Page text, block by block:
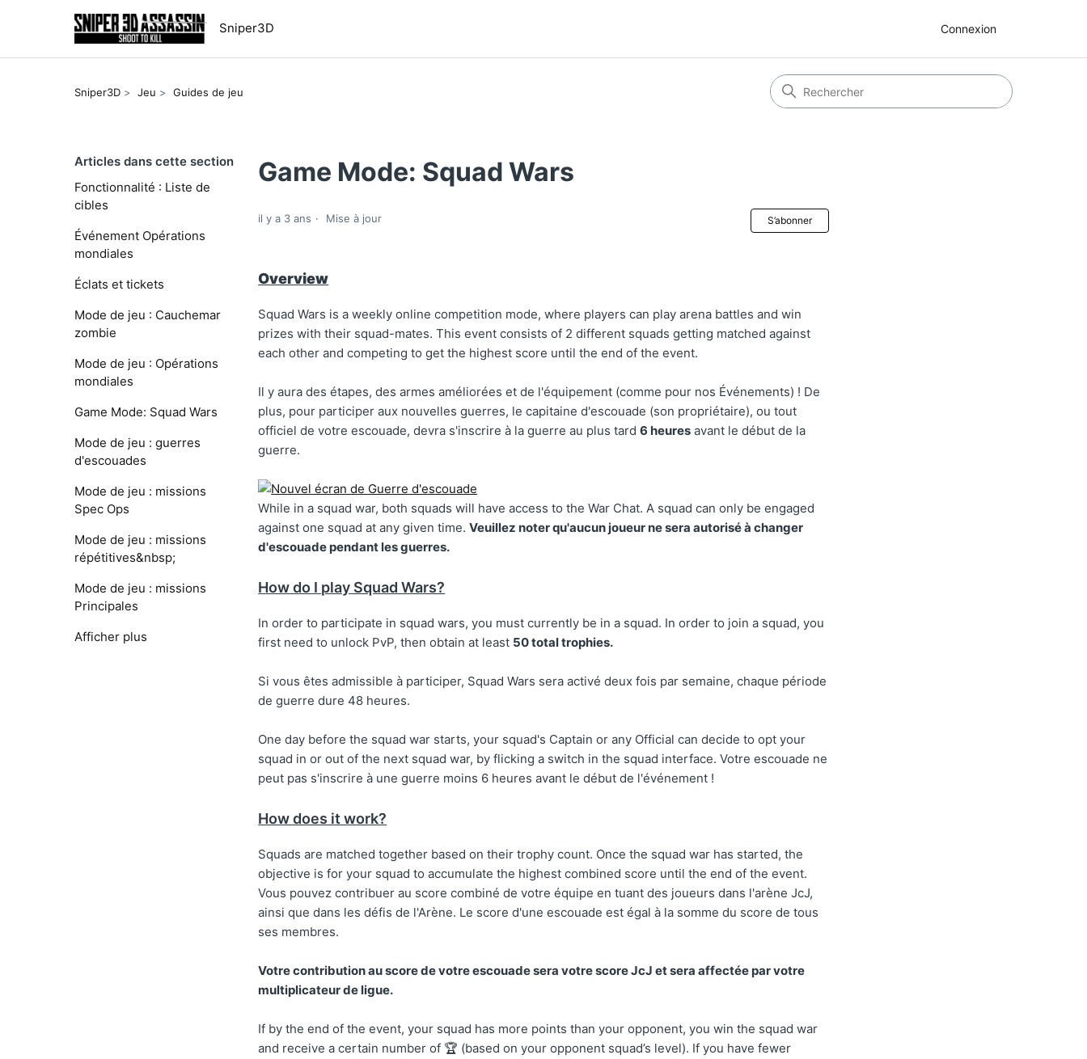
Sniper3D Connexion
Sniper3D Jeu Guides de jeu
Articles dans cette section
Fonctionnalité : Liste de
cibles
Événement Opérations
mondiales
Éclats et tickets
Mode de jeu : Cauchemar
zombie
Mode de jeu : Opérations
mondiales
Game Mode: Squad Wars
Mode de jeu : guerres
d'escouades
Mode de jeu : missions
Spec Ops
Mode de jeu : missions
répétitives&nbsp;
Mode de jeu : missions
Principales
Afficher plus
Game Mode: Squad Wars
il y a 3 ans Mise à jour S’abonner
Overview
Squad Wars is a weekly online competition mode, where players can play arena battles and win
prizes with their squad-mates. This event consists of 2 different squads getting matched against
each other and competing to get the highest score until the end of the event.
Il y aura des étapes, des armes améliorées et de l'équipement (comme pour nos Événements) ! De
plus, pour participer aux nouvelles guerres, le capitaine d'escouade (son propriétaire), ou tout
officiel de votre escouade, devra s'inscrire à la guerre au plus tard6 heures avant le début de la
guerre.
While in a squad war, both squads will have access to the War Chat. A squad can only be engaged
against one squad at any given time.Veuillez noter qu'aucun joueur ne sera autorisé à changer
d'escouade pendant les guerres.
How do I play Squad Wars?
In order to participate in squad wars, you must currently be in a squad. In order to join a squad, you
first need to unlock PvP, then obtain at least 50 total trophies.
Si vous êtes admissible à participer, Squad Wars sera activé deux fois par semaine, chaque période
de guerre dure 48 heures.
One day before the squad war starts, your squad's Captain or any Official can decide to opt your
squad in or out of the next squad war, by flicking a switch in the squad interface. Votre escouade ne
peut pas s'inscrire à une guerre moins 6 heures avant le début de l'événement !
How does it work?
Squads are matched together based on their trophy count. Once the squad war has started, the
objective is for your squad to accumulate the highest combined score until the end of the event.
Vous pouvez contribuer au score combiné de votre équipe en tuant des joueurs dans l'arène JcJ,
ainsi que dans les défis de l'Arène. Le score d'une escouade est égal à la somme du score de tous
ses membres.
Votre contribution au score de votre escouade sera votre score JcJ et sera affectée par votre
multiplicateur de ligue.
If by the end of the event, your squad has more points than your opponent, you win the squad war
and receive a certain number of 🏆 (based on your opponent squad’s level). If you have fewer